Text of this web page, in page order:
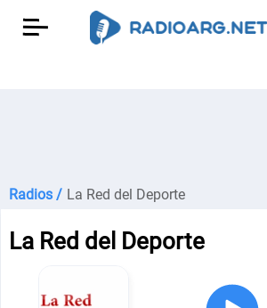
Radios / La Red del Deporte
La Red del Deporte